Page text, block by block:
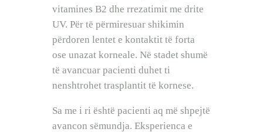
vitamines B2 dhe rrezatimit me drite
UV. Për të përmiresuar shikimin
përdoren lentet e kontaktit të forta
ose unazat korneale. Në stadet shumë
të avancuar pacienti duhet ti
nenshtrohet trasplantit të kornese.
Sa me i ri është pacienti aq më shpejtë
avancon sëmundja. Eksperienca e